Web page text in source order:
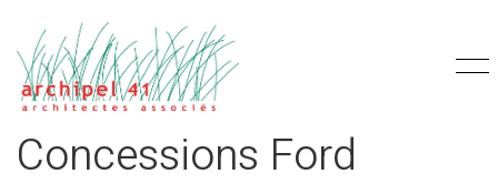
Concessions Ford